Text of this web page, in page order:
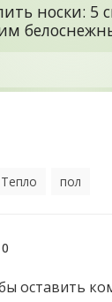
носки: 5
Тепло пол
0
оставить